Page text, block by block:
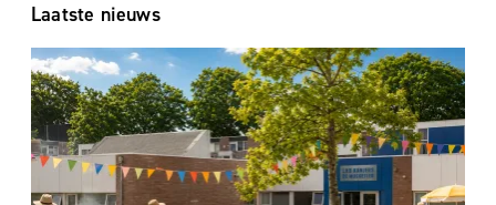
Laatste nieuws